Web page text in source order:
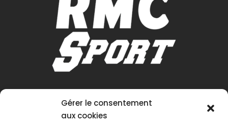
Gérer le consentement
aux cookies